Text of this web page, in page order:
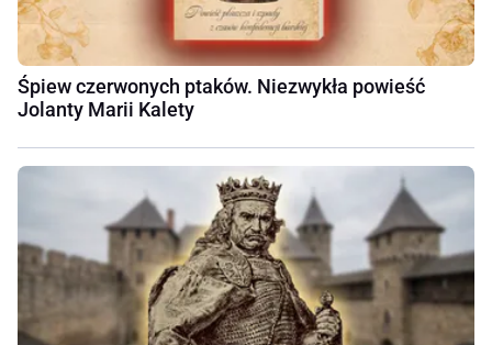
Śpiew czerwonych ptaków. Niezwykła powieść
Jolanty Marii Kalety